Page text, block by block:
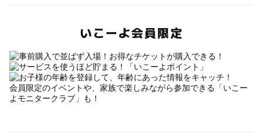
いこーよ会員限定
会員限定のイベントや、家族で楽しみながら参加できる「いこー
よモニタークラブ」も！